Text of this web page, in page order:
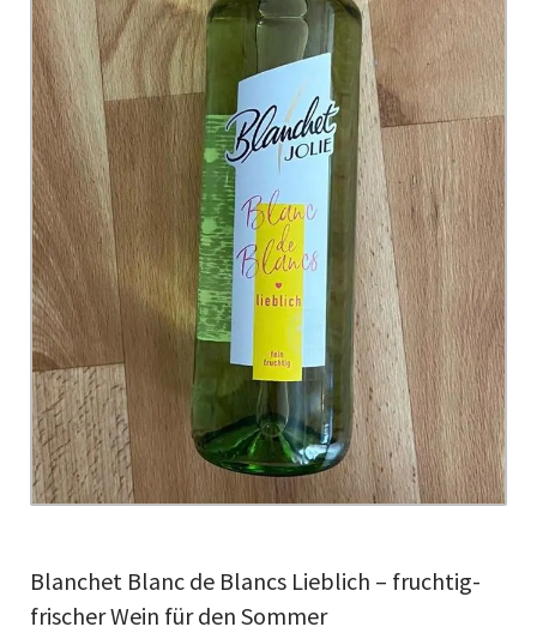
Blanchet Blanc de Blancs Lieblich – fruchtig-
frischer Wein für den Sommer